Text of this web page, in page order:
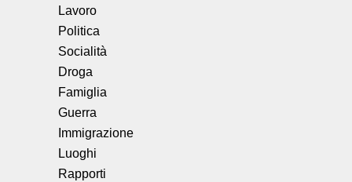
Lavoro
Politica
Socialità
Droga
Famiglia
Guerra
Immigrazione
Luoghi
Rapporti